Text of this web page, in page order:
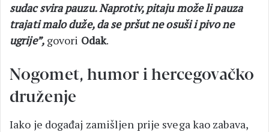
sudac svira pauzu. Naprotiv, pitaju može li pauza
trajati malo duže, da se pršut ne osuši i pivo ne
ugrije”,govori Odak.
Nogomet, humor i hercegovačko
druženje
Iako je događaj zamišljen prije svega kao zabava,